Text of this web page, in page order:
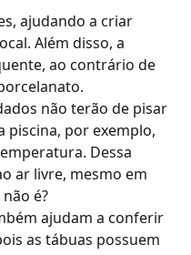
ajudando a criar
Além disso, a
, ao contrário de
não terão de pisar
piscina, por exemplo,
Dessa
ar livre, mesmo em
é?
ajudam a conferir
as tábuas possuem